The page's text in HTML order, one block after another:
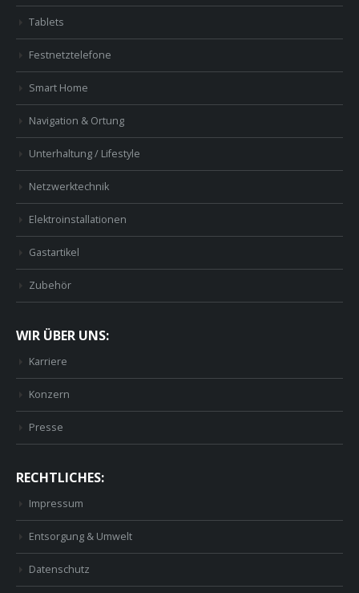
Tablets
Festnetztelefone
Smart Home
Navigation & Ortung
Unterhaltung / Lifestyle
Netzwerktechnik
Elektroinstallationen
Gastartikel
Zubehör
WIR ÜBER UNS:
Karriere
Konzern
Presse
RECHTLICHES:
Impressum
Entsorgung & Umwelt
Datenschutz